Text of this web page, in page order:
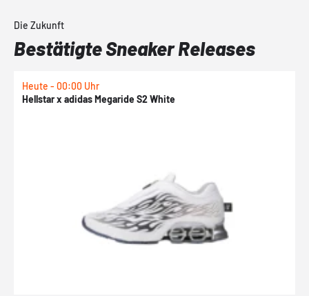
Die Zukunft
Bestätigte Sneaker Releases
Heute - 00:00 Uhr
Hellstar x adidas Megaride S2 White